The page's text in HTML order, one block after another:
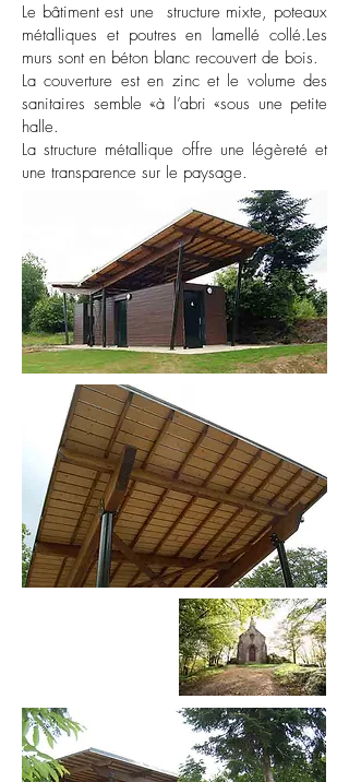
Le bâtiment est une structure mixte, poteaux
métalliques et poutres en lamellé collé.Les
murs sont en béton blanc recouvert de bois.
La couverture est en zinc et le volume des
sanitaires semble «à l’abri «sous une petite
halle.
La structure métallique offre une légèreté et
une transparence sur le paysage.